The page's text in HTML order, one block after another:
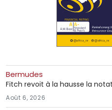
Bermudes
Fitch revoit à la hausse la
Août 6, 2026